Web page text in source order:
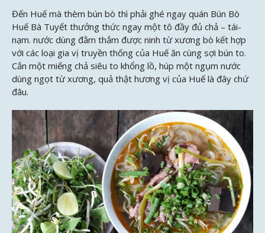
Đến Huế mà thèm bún bò thì phải ghé ngay quán Bún Bò
Huế Bà Tuyết thưởng thức ngay một tô đầy đủ chả – tái-
nạm. nước dùng đằm thắm được ninh từ xương bò kết hợp
với các loại gia vị truyền thống của Huế ăn cùng sợi bún to.
Cắn một miếng chả siêu to khổng lồ, húp một ngụm nước
dùng ngọt từ xương, quả thật hương vị của Huế là đây chứ
đâu.